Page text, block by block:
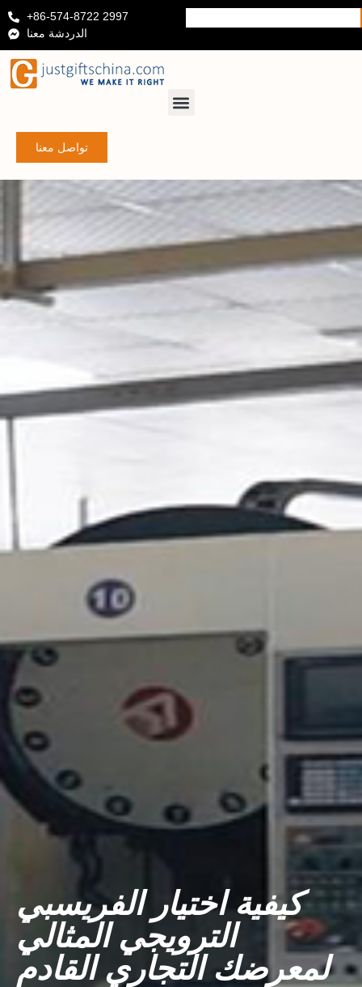
+86-574-8722 2997
الدردشة معنا
تواصل معنا
كيفية اختيار الفريسبي
الترويجي المثالي
لمعرضك التجاري القادم